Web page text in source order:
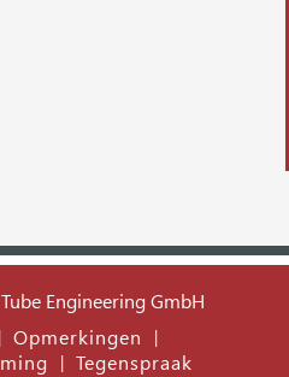
Engineering GmbH
| Opmerkingen |
| Tegenspraak